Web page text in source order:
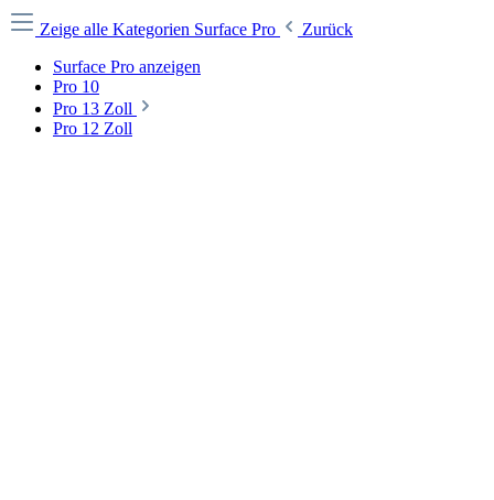
Zeige alle Kategorien Surface Pro
Zurück
Surface Pro anzeigen
Pro 10
Pro 13 Zoll
Pro 12 Zoll